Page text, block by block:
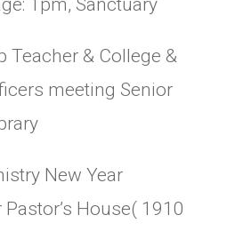
1pm, Sanctuary
Teacher & College &
meeting Senior
New Year
House( 1910